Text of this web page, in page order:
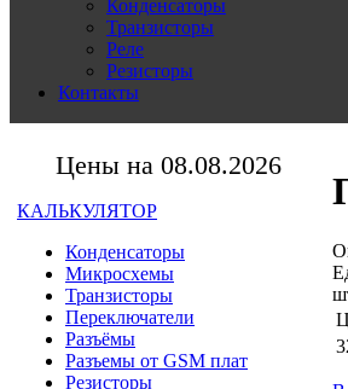
Конденсаторы
Транзисторы
Реле
Резисторы
Контакты
Цены на 08.08.2026
КАЛЬКУЛЯТОР
Конденсаторы
Микросхемы
Транзисторы
Переключатели
Разъёмы
Разъемы от GSM плат
Резисторы